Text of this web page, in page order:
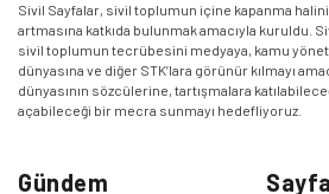
Sivil Sayfalar, sivil toplumun içine kapanma
artmasına katkıda bulunmak amacıyla kuruldu.
sivil toplumun tecrübesini medyaya, kamu
dünyasına ve diğer STK’lara görünür kılmayı
dünyasının sözcülerine, tartışmalara
açabileceği bir mecra sunmayı hedefliyoruz.
Gündem